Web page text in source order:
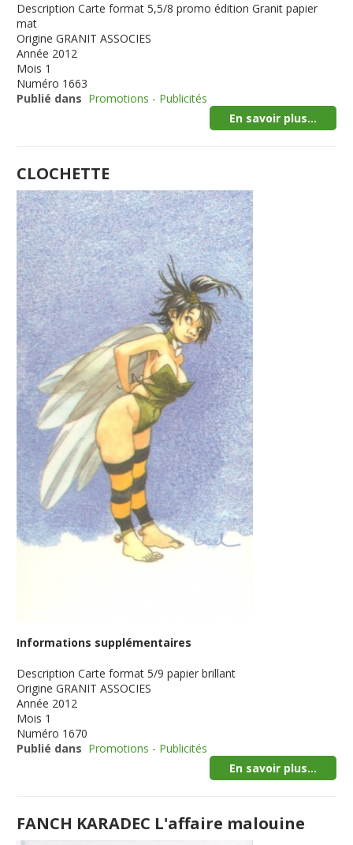
Description Carte format 5,5/8 promo édition Granit papier
mat
Origine GRANIT ASSOCIES
Année 2012
Mois 1
Numéro 1663
Publié dans Promotions - Publicités
En savoir plus...
CLOCHETTE
Informations supplémentaires
Description Carte format 5/9 papier brillant
Origine GRANIT ASSOCIES
Année 2012
Mois 1
Numéro 1670
Publié dans Promotions - Publicités
En savoir plus...
FANCH KARADEC L'affaire malouine